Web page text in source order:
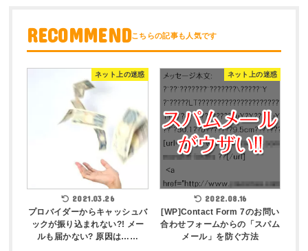
RECOMMEND
ネット上の迷惑
2021.03.26
プロバイダーからキャッシュバ
ックが振り込まれない?! メー
ルも届かない? 原因は……
ネット上の迷惑
2022.08.16
[WP]Contact Form 7のお問い
合わせフォームからの「スパム
メール」を防ぐ方法